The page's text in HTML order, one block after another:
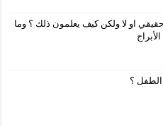
او لا ولكن كيف يعلمون ذلك ؟ وما
الطفل ؟